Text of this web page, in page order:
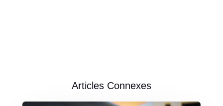
Articles Connexes